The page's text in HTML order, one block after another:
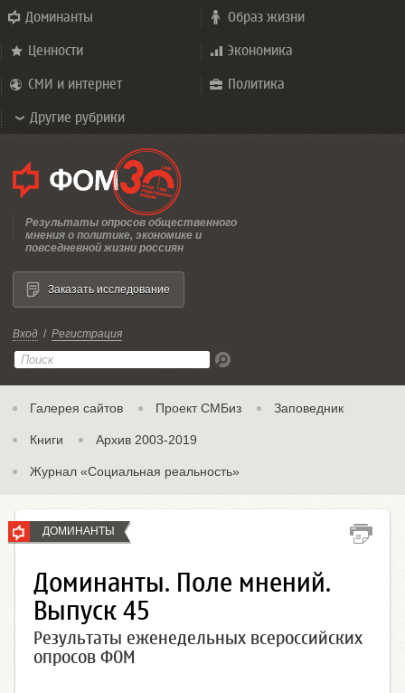
Доминанты Образ жизни
Ценности Экономика
СМИ и интернет Политика
Другие рубрики
Результаты опросов общественного
мнения о политике, экономике и
повседневной жизни россиян
Вход / Регистрация
Галерея сайтов Проект СМБиз Заповедник
Книги Архив 2003-2019
Журнал «Социальная реальность»
Заказать исследование
ДОМИНАНТЫ
Доминанты. Поле мнений.
Выпуск 45
Результаты еженедельных всероссийских
опросов ФОМ